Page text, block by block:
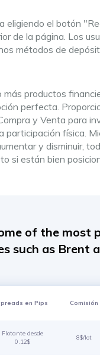
eligiendo el botón
de la página. Los
métodos de
más productos
perfecta.
y Venta para
participación física.
y disminuir,
si están bien
of the most
such as Brent
en Pips Comisión
Flotante desde
0.12$
8$/lot